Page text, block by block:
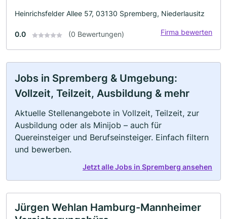
Heinrichsfelder Allee 57, 03130 Spremberg, Niederlausitz
0.0 (0 Bewertungen) Firma bewerten
Jobs in Spremberg & Umgebung:
Vollzeit, Teilzeit, Ausbildung & mehr
Aktuelle Stellenangebote in Vollzeit, Teilzeit, zur
Ausbildung oder als Minijob – auch für
Quereinsteiger und Berufseinsteiger. Einfach filtern
und bewerben.
Jetzt alle Jobs in Spremberg ansehen
Jürgen Wehlan Hamburg-Mannheimer